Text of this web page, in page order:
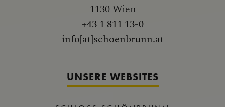
1130 Wien
+43 1 811 13-0
info[at]schoenbrunn.at
UNSERE WEBSITES